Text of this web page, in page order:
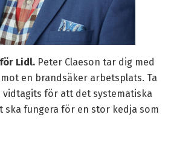
Lidl. Peter Claeson tar dig med
en brandsäker arbetsplats. Ta
vidtagits för att det systematiska
ska fungera för en stor kedja som